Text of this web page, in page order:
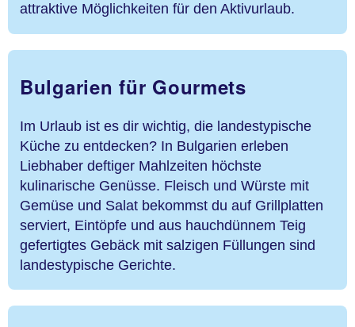
attraktive Möglichkeiten für den Aktivurlaub.
Bulgarien für Gourmets
Im Urlaub ist es dir wichtig, die landestypische
Küche zu entdecken? In Bulgarien erleben
Liebhaber deftiger Mahlzeiten höchste
kulinarische Genüsse. Fleisch und Würste mit
Gemüse und Salat bekommst du auf Grillplatten
serviert, Eintöpfe und aus hauchdünnem Teig
gefertigtes Gebäck mit salzigen Füllungen sind
landestypische Gerichte.